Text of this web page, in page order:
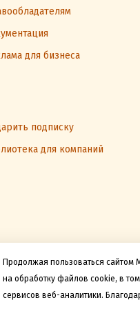
Продолжая пользоваться сайтом
на обработку файлов cookie, в
сервисов веб-аналитики.
для бизнеса
подписку
для компаний